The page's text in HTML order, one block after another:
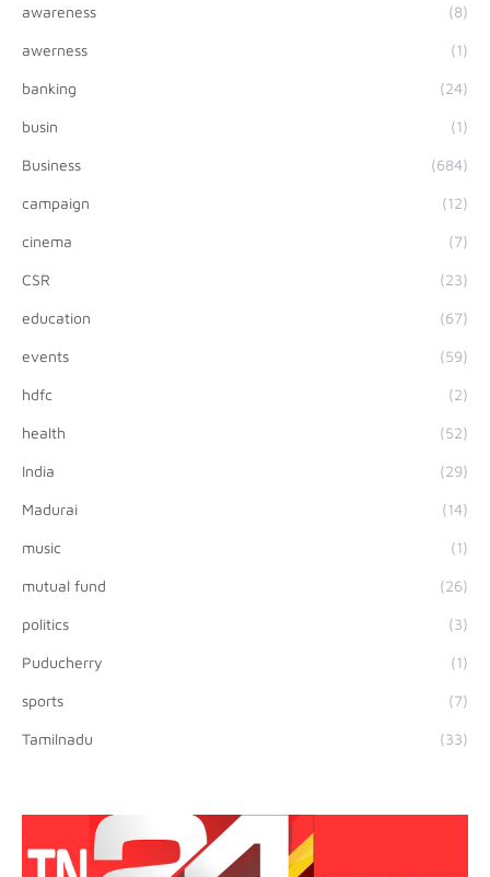
awareness (8)
awerness (1)
banking (24)
busin (1)
Business (684)
campaign (12)
cinema (7)
CSR (23)
education (67)
events (59)
hdfc (2)
health (52)
India (29)
Madurai (14)
music (1)
mutual fund (26)
politics (3)
Puducherry (1)
sports (7)
Tamilnadu (33)